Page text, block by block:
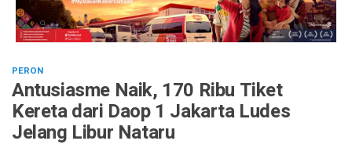
PERON
Antusiasme Naik, 170 Ribu Tiket
Kereta dari Daop 1 Jakarta Ludes
Jelang Libur Nataru